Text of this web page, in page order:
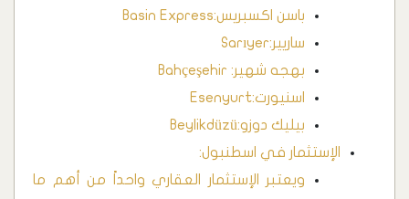
باسن اكسبريس:Basin Express
ساريير:Sarıyer
بهجه شهير: Bahçeşehir
اسنيورت:Esenyurt
بيليك دوزو:Beylikdüzü
الإستثمار في اسطنبول:
ويعتبر الإستثمار العقاري واحداً من أهم ما